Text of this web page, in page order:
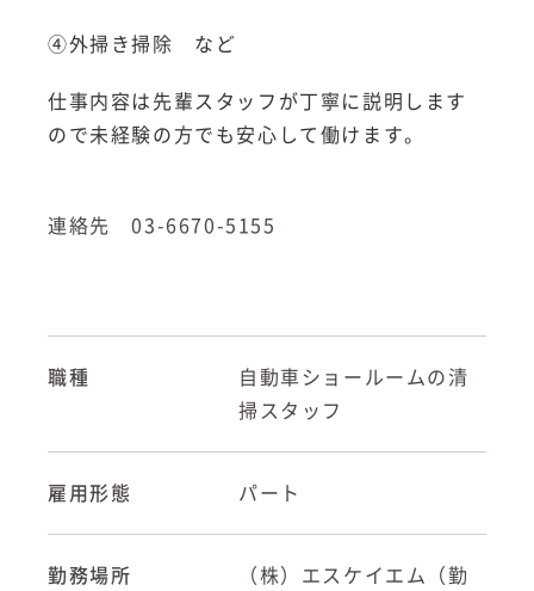
④外掃き掃除 など
仕事内容は先輩スタッフが丁寧に説明します
ので未経験の方でも安心して働けます。
連絡先 03-6670-5155
職種
自動車ショールームの清
掃スタッフ
雇用形態 パート
勤務場所
（株）エスケイエム（勤